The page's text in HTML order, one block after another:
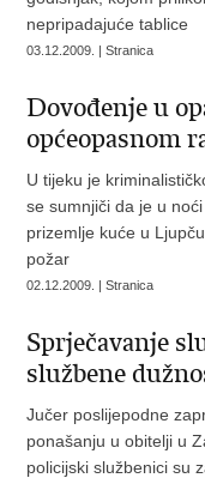
nepripadajuće tablice
03.12.2009. | Stranica
Dovođenje u
općeopasnom
U tijeku je
se sumnjiči da je u
prizemlje kuće u
požar
02.12.2009. | Stranica
Sprječavanje
službene
Jučer poslijepodne
ponašanju u obitelji u
policijski službenici su